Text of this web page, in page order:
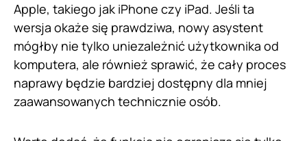
Apple, takiego jak iPhone czy iPad. Jeśli ta
wersja okaże się prawdziwa, nowy asystent
mógłby nie tylko uniezależnić użytkownika od
komputera, ale również sprawić, że cały proces
naprawy będzie bardziej dostępny dla mniej
zaawansowanych technicznie osób.